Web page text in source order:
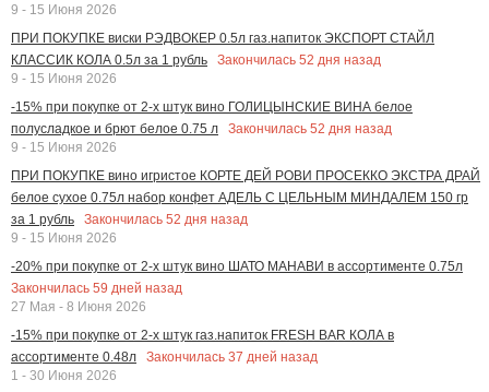
9 - 15 Июня 2026
ПРИ ПОКУПКЕ виски РЭДВОКЕР 0.5л газ.напиток ЭКСПОРТ СТАЙЛ
КЛАССИК КОЛА 0.5л за 1 рубль
Закончилась 52 дня назад
9 - 15 Июня 2026
-15% при покупке от 2-х штук вино ГОЛИЦЫНСКИЕ ВИНА белое
полусладкое и брют белое 0.75 л
Закончилась 52 дня назад
9 - 15 Июня 2026
ПРИ ПОКУПКЕ вино игристое КОРТЕ ДЕЙ РОВИ ПРОСЕККО ЭКСТРА ДРАЙ
белое сухое 0.75л набор конфет АДЕЛЬ С ЦЕЛЬНЫМ МИНДАЛЕМ 150 гр
за 1 рубль
Закончилась 52 дня назад
9 - 15 Июня 2026
-20% при покупке от 2-х штук вино ШАТО МАНАВИ в ассортименте 0.75л
Закончилась 59 дней назад
27 Мая - 8 Июня 2026
-15% при покупке от 2-х штук газ.напиток FRESH BAR КОЛА в
ассортименте 0.48л
Закончилась 37 дней назад
1 - 30 Июня 2026